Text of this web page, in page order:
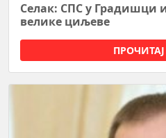
Селак: СПС у Градишци
велике циљеве